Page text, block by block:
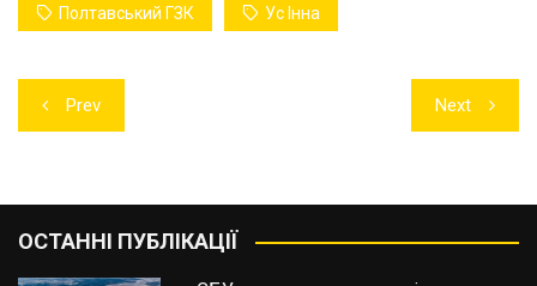
Полтавський ГЗК Ус Інна
Навігація
записів
Prev Next
ОСТАННІ ПУБЛІКАЦІЇ